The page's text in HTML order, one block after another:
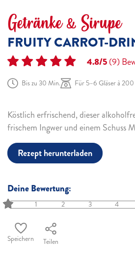
Getränke & Sirupe
FRUITY CARROT-
4.8/5(9)
Bis zu 30 Min. Für 5–6 Gläser à
Köstlich erfrischend, dieser
frischem Ingwer und einem Schuss
Rezept herunterladen
Deine Bewertung:
1 2 3 4
Speichern Teilen